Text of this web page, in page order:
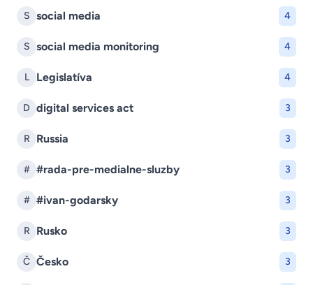
S social media 4
S social media monitoring 4
L Legislatíva 4
D digital services act 3
R Russia 3
# #rada-pre-medialne-sluzby 3
# #ivan-godarsky 3
R Rusko 3
Č Česko 3